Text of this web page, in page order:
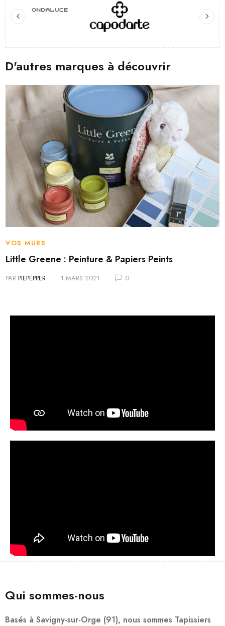
D'autres marques à découvrir
VOS MURS
Little Greene : Peinture & Papiers Peints
PAR PIEPEPPER 1 MARS 2021 0
Qui sommes-nous
Basés à Savigny-sur-Orge (91), nous sommes Tapissiers